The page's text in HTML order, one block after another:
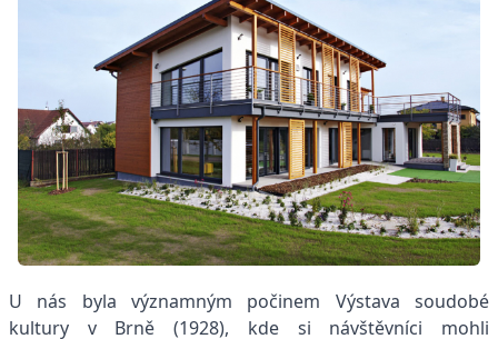
U nás byla významným počinem Výstava soudobé
kultury v Brně (1928), kde si návštěvníci mohli